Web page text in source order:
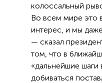
колоссальный
Во всем мире это
интерес, и мы
— сказал
том, что в
«дальнейшие шаги
добиваться